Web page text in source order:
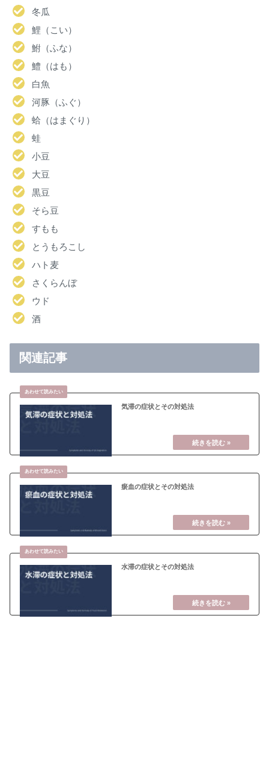
冬瓜
鯉（こい）
鮒（ふな）
鱧（はも）
白魚
河豚（ふぐ）
蛤（はまぐり）
蛙
小豆
大豆
黒豆
そら豆
すもも
とうもろこし
ハト麦
さくらんぼ
ウド
酒
関連記事
気滞の症状とその対処法
瘀血の症状とその対処法
水滞の症状とその対処法